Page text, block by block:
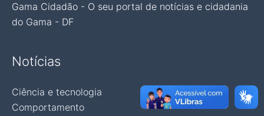
Gama Cidadão - O seu portal de notícias e cidadania
do Gama - DF
Notícias
Ciência e tecnologia
Comportamento